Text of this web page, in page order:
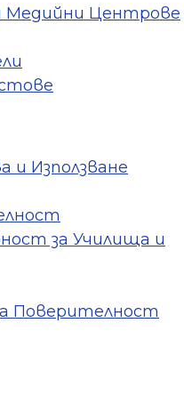
Медийни Центрове
и Използване
за Училища и
Поверителност